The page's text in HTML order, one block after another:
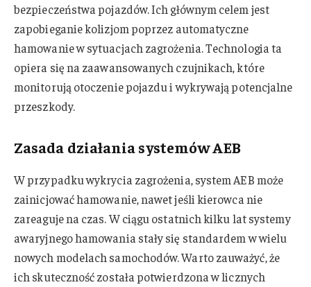
bezpieczeństwa pojazdów. Ich głównym celem jest
zapobieganie kolizjom poprzez automatyczne
hamowanie w sytuacjach zagrożenia. Technologia ta
opiera się na zaawansowanych czujnikach, które
monitorują otoczenie pojazdu i wykrywają potencjalne
przeszkody.
Zasada działania systemów AEB
W przypadku wykrycia zagrożenia, system AEB może
zainicjować hamowanie, nawet jeśli kierowca nie
zareaguje na czas. W ciągu ostatnich kilku lat systemy
awaryjnego hamowania stały się standardem w wielu
nowych modelach samochodów. Warto zauważyć, że
ich skuteczność została potwierdzona w licznych